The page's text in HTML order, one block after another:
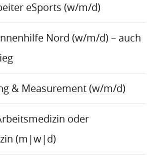
eSports (w/m/d)
Nord (w/m/d) – auch
& Measurement (w/m/d)
oder
(m|w|d)